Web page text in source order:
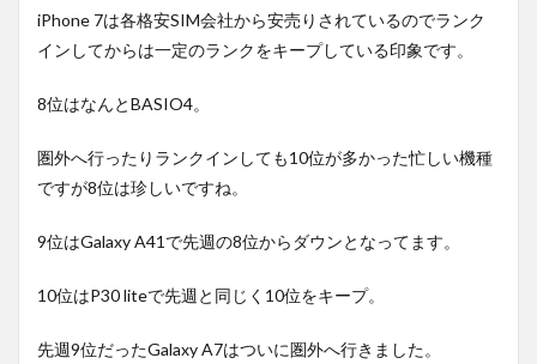
iPhone 7は各格安SIM会社から安売りされているのでランク
インしてからは一定のランクをキープしている印象です。
8位はなんとBASIO4。
圏外へ行ったりランクインしても10位が多かった忙しい機種
ですが8位は珍しいですね。
9位はGalaxy A41で先週の8位からダウンとなってます。
10位はP30 liteで先週と同じく10位をキープ。
先週9位だったGalaxy A7はついに圏外へ行きました。